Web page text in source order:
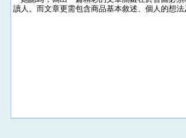
讀人。而文章更需包含商品基本敘述、個人的想